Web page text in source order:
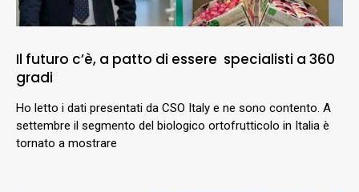
Il futuro c’è, a patto di essere specialisti a 360
gradi
Ho letto i dati presentati da CSO Italy e ne sono contento. A
settembre il segmento del biologico ortofrutticolo in Italia è
tornato a mostrare